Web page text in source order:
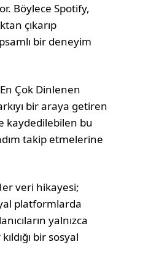
Böylece Spotify,
çıkarıp
bir deneyim
Çok Dinlenen
bir araya getiren
kaydedilebilen bu
takip etmelerine
veri hikayesi;
platformlarda
yalnızca
bir sosyal